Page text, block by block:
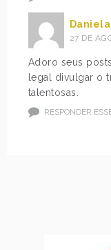
27 DE
Adoro seus
legal divulgar o
talentosas.
RESPONDER